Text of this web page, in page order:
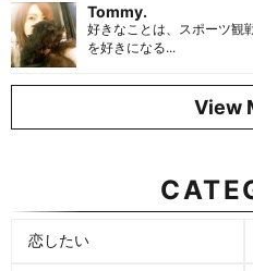
Tommy.
好きなことは、スポーツ観
を好きになる...
View
恋したい